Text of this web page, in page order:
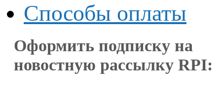
Способы оплаты
Оформить подписку на
новостную рассылку RPI: